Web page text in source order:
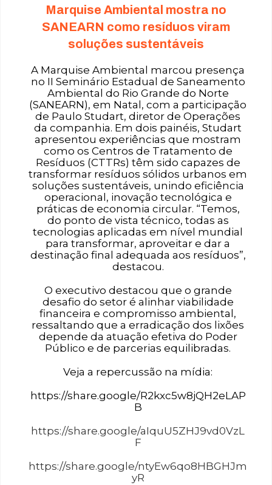
Marquise Ambiental mostra no
SANEARN como resíduos viram
soluções sustentáveis
A Marquise Ambiental marcou presença
no II Seminário Estadual de Saneamento
Ambiental do Rio Grande do Norte
(SANEARN), em Natal, com a participação
de Paulo Studart, diretor de Operações
da companhia. Em dois painéis, Studart
apresentou experiências que mostram
como os Centros de Tratamento de
Resíduos (CTTRs) têm sido capazes de
transformar resíduos sólidos urbanos em
soluções sustentáveis, unindo eficiência
operacional, inovação tecnológica e
práticas de economia circular. “Temos,
do ponto de vista técnico, todas as
tecnologias aplicadas em nível mundial
para transformar, aproveitar e dar a
destinação final adequada aos resíduos”,
destacou.
O executivo destacou que o grande
desafio do setor é alinhar viabilidade
financeira e compromisso ambiental,
ressaltando que a erradicação dos lixões
depende da atuação efetiva do Poder
Público e de parcerias equilibradas.
Veja a repercussão na mídia:
https://share.google/R2kxc5w8jQH2eLAP
B
https://share.google/aIquU5ZHJ9vd0VzL
F
https://share.google/ntyEw6qo8HBGHJm
yR